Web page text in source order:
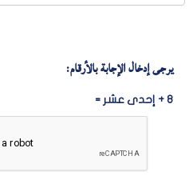
يرجى إدخال الإجابة بالأرقام:
8 + إحدى عشر =